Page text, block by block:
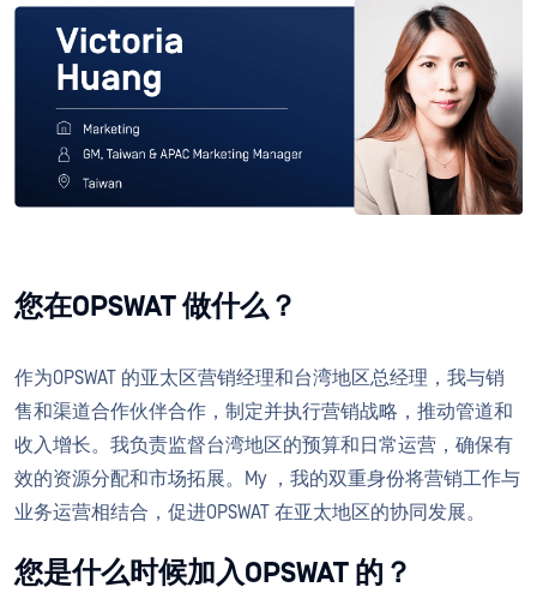
您在OPSWAT 做什么？
作为OPSWAT 的亚太区营销经理和台湾地区总经理，我与销
售和渠道合作伙伴合作，制定并执行营销战略，推动管道和
收入增长。我负责监督台湾地区的预算和日常运营，确保有
效的资源分配和市场拓展。My ，我的双重身份将营销工作与
业务运营相结合，促进OPSWAT 在亚太地区的协同发展。
您是什么时候加入OPSWAT 的？